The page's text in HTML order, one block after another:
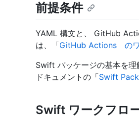
前提条件
YAML 構文と、 GitHub
は、「GitHub Actions のワ
Swift パッケージの基本を
ドキュメントの「Swift
Swift ワークフロ